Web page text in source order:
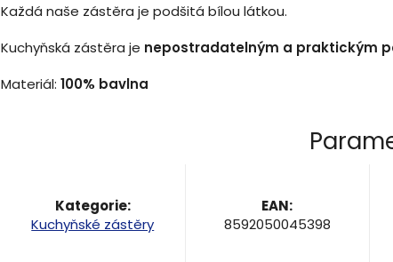
Každá naše zástěra je podšitá bílou látkou.
Kuchyňská zástěra je nepostradatelným a praktickým
Materiál: 100% bavlna
Kategorie:
Kuchyňské zástěry
EAN:
8592050045398